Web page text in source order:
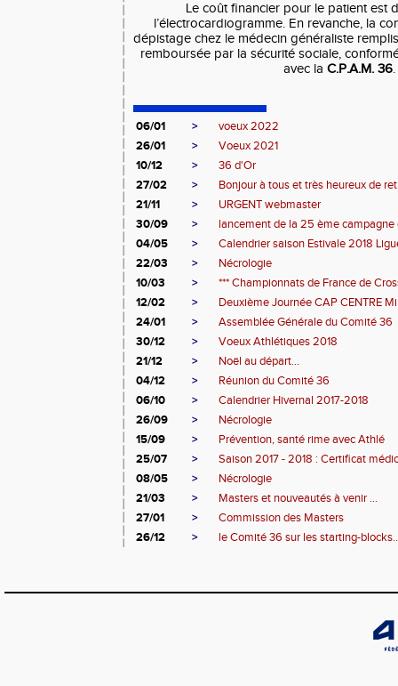
Le coût financier pour le patient est
l’électrocardiogramme. En revanche, la
dépistage chez le médecin généraliste
remboursée par la sécurité sociale,
avec laC.P.A.M. 36.
06/01 >
voeux 2022
26/01
>
Voeux 2021
10/12
>
36 d'Or
27/02
>
Bonjour à tous et très heureux de
21/11
>
URGENT webmaster
30/09
>
lancement de la 25 ème campagne
04/05
>
Calendrier saison Estivale 2018
22/03
>
Nécrologie
10/03
>
*** Championnats de France de
12/02
>
Deuxième Journée CAP CENTRE
24/01
>
Assemblée Générale du Comité 36
30/12
>
Voeux Athlétiques 2018
21/12
>
Noël au départ...
04/12
>
Réunion du Comité 36
06/10
>
Calendrier Hivernal 2017-2018
26/09
>
Nécrologie
15/09
>
Prévention, santé rime avec Athlé
25/07
>
Saison 2017 - 2018 : Certificat
08/05
>
Nécrologie
21/03
>
Masters et nouveautés à venir ...
27/01
>
Commission des Masters
26/12
> le Comité 36 sur les starting-